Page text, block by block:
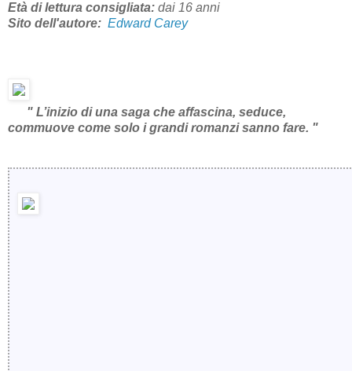
Età di lettura consigliata: dai 16 anni
Sito dell'autore: Edward Carey
" L’inizio di una saga che affascina, seduce,
commuove come solo i grandi romanzi sanno fare. "